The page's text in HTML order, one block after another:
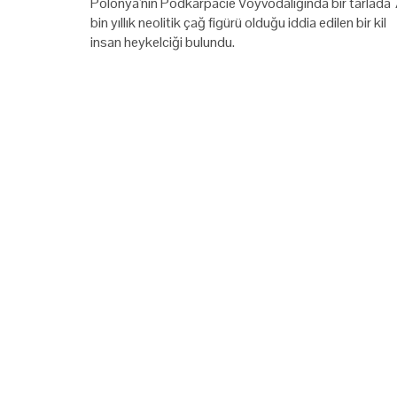
bin yıllık neolitik çağ figürü olduğu iddia edilen bir kil
insan heykelciği bulundu.